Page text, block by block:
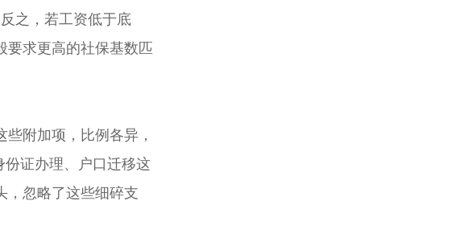
之，若工资低于底
要求更高的社保基数匹
附加项，比例各异，
份证办理、户口迁移这
，忽略了这些细碎支